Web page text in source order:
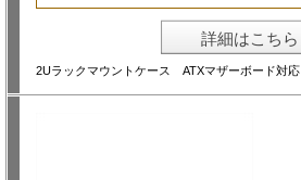
詳細はこちら
2Uラックマウントケース ATXマザーボード対応